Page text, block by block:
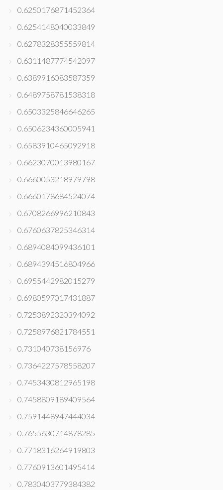
0.6250176871452364
0.6254148040033849
0.6278328355559814
0.6311487774542097
0.6389916083587359
0.6489758781538318
0.6503325846646265
0.6506234360005941
0.6583910465092918
0.6623070013980167
0.6660053218979798
0.6660178684524074
0.6708266996210843
0.6760637825346314
0.6894084099436101
0.6894394516804966
0.6955442982015279
0.6980597017431887
0.7253892320394092
0.7258976821784551
0.731040738156976
0.7364227578558207
0.7453430812965198
0.7458809189409564
0.7591448947444034
0.7655630714878285
0.7718316264919803
0.7760913601495414
0.7830403779384382